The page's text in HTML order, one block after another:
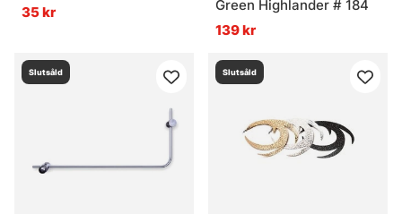
35 kr
Green Highlander # 184
139 kr
Slutsåld Slutsåld